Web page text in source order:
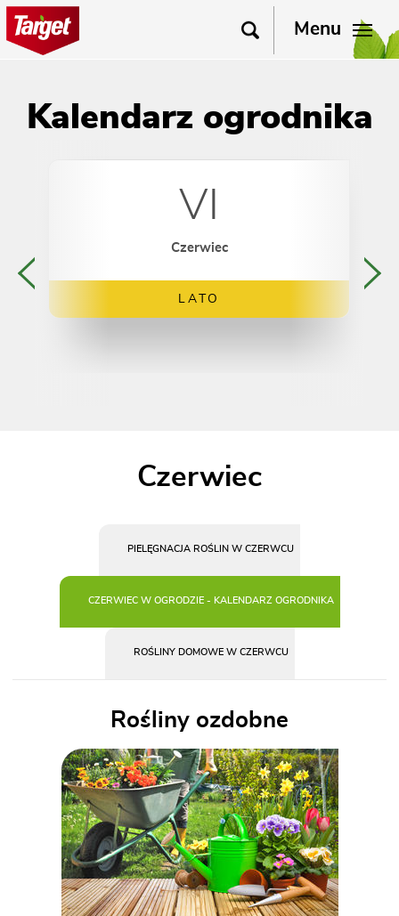
Menu
Kalendarz ogrodnika
VI
Czerwiec
LATO
Czerwiec
PIELĘGNACJA ROŚLIN W CZERWCU
CZERWIEC W OGRODZIE - KALENDARZ OGRODNIKA
ROŚLINY DOMOWE W CZERWCU
Rośliny ozdobne